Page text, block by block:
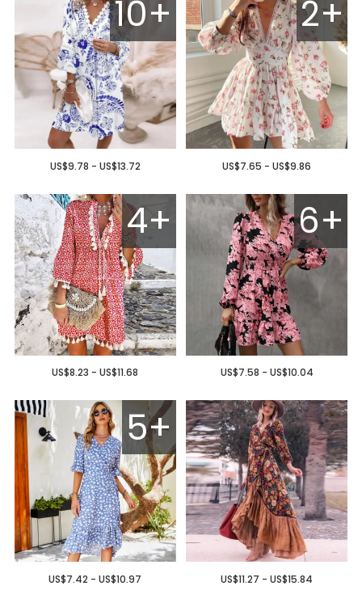
10+
US$9.78 - US$13.72
2+
US$7.65 - US$9.86
4+
US$8.23 - US$11.68
6+
US$7.58 - US$10.04
5+
US$7.42 - US$10.97 US$11.27 - US$15.84